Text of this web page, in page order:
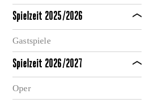
Spielzeit 2025/2026
Gastspiele
Spielzeit 2026/2027
Oper